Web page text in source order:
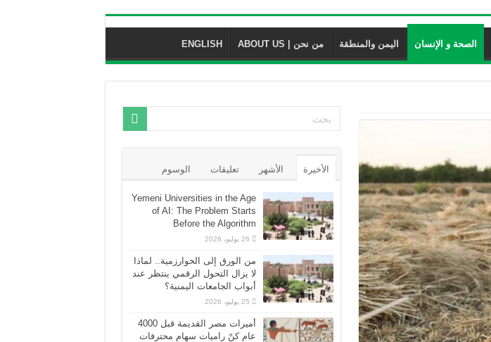
الصحة و الإنسان اليمن والمنطقة من نحن | ABOUT US ENGLISH
الأخيرة الأشهر تعليقات الوسوم
Yemeni Universities in the Age
of AI: The Problem Starts
Before the Algorithm
26 يوليو، 2026
من الورق إلى الخوارزمية.. لماذا
لا يزال التحول الرقمي ينتظر عند
أبواب الجامعات اليمنية؟
25 يوليو، 2026
أميرات مصر القديمة قبل 4000
عام كنّ راميات سهام محترفات